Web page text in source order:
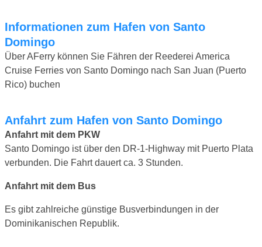
Informationen zum Hafen von Santo
Domingo
Über AFerry können Sie Fähren der Reederei America
Cruise Ferries von Santo Domingo nach San Juan (Puerto
Rico) buchen
Anfahrt zum Hafen von Santo Domingo
Anfahrt mit dem PKW
Santo Domingo ist über den DR-1-Highway mit Puerto Plata
verbunden. Die Fahrt dauert ca. 3 Stunden.
Anfahrt mit dem Bus
Es gibt zahlreiche günstige Busverbindungen in der
Dominikanischen Republik.